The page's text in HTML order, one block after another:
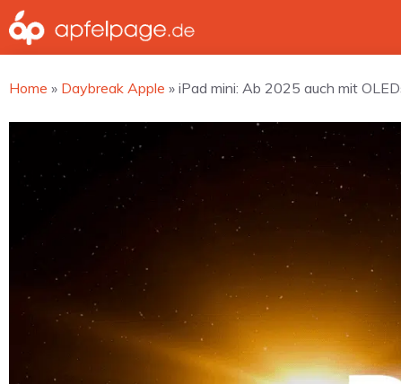
Zum
Inhalt
springen
Home » Daybreak Apple » iPad mini: Ab 2025 auch mit